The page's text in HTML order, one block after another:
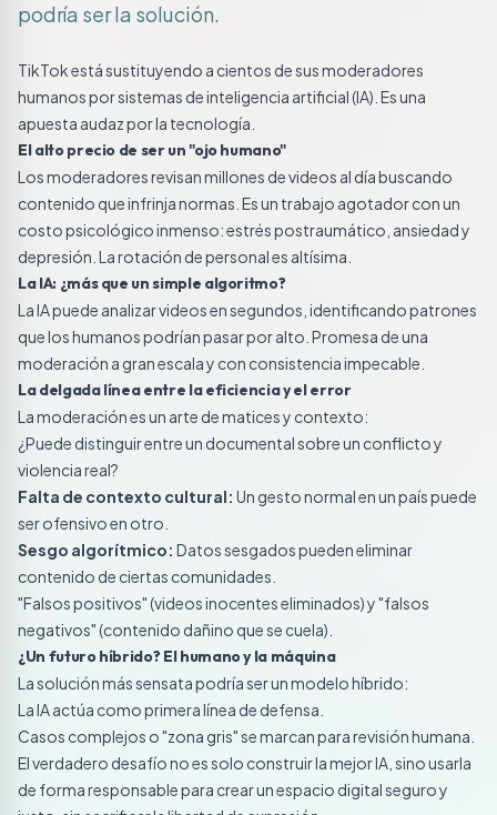
podría ser la solución.
TikTok está sustituyendo a cientos de sus moderadores
humanos por sistemas de inteligencia artificial (IA). Es una
apuesta audaz por la tecnología.
El alto precio de ser un "ojo humano"
Los moderadores revisan millones de videos al día buscando
contenido que infrinja normas. Es un trabajo agotador con un
costo psicológico inmenso: estrés postraumático, ansiedad y
depresión. La rotación de personal es altísima.
La IA: ¿más que un simple algoritmo?
La IA puede analizar videos en segundos, identificando patrones
que los humanos podrían pasar por alto. Promesa de una
moderación a gran escala y con consistencia impecable.
La delgada línea entre la eficiencia y el error
La moderación es un arte de matices y contexto:
¿Puede distinguir entre un documental sobre un conflicto y
violencia real?
Falta de contexto cultural: Un gesto normal en un país puede
ser ofensivo en otro.
Sesgo algorítmico: Datos sesgados pueden eliminar
contenido de ciertas comunidades.
"Falsos positivos" (videos inocentes eliminados) y "falsos
negativos" (contenido dañino que se cuela).
¿Un futuro híbrido? El humano y la máquina
La solución más sensata podría ser un modelo híbrido:
La IA actúa como primera línea de defensa.
Casos complejos o "zona gris" se marcan para revisión humana.
El verdadero desafío no es solo construir la mejor IA, sino usarla
de forma responsable para crear un espacio digital seguro y